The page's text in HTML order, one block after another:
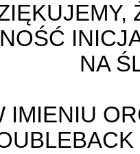
NA
IMIENIU